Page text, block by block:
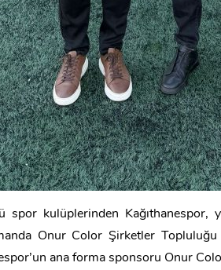
spor kulüplerinden
Onur Color Şirketler
ana forma sponsoru Onur